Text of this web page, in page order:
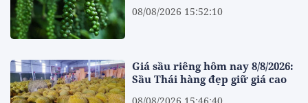
08/08/2026 15:52:10
Giá sầu riêng hôm nay 8/8/2026:
Sầu Thái hàng đẹp giữ giá cao